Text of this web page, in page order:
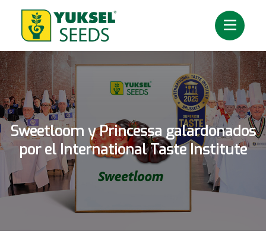
Sweetloom y Princessa galardonados
por el International Taste Institute